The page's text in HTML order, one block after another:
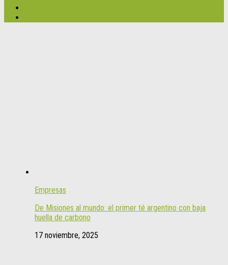
Empresas
De Misiones al mundo: el primer té argentino con baja
huella de carbono
17 noviembre, 2025